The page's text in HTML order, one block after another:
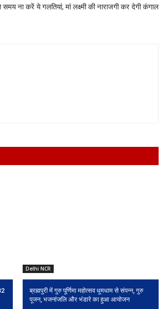
ना करें ये गलतियां, मां लक्ष्‍मी की नाराजगी कर देगी कंगाल
Delhi NCR
ब्रह्मपुरी में गुरु पूर्णिमा महोत्सव धूमधाम से संपन्न, गुरु
पूजन, भजनांजलि और भंडारे का हुआ आयोजन